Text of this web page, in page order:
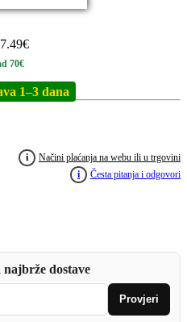
7.49€
70€
1–3 dana
i
Načini plaćanja na webu ili u trgovini
i
Česta pitanja i odgovori
dostave
Provjeri